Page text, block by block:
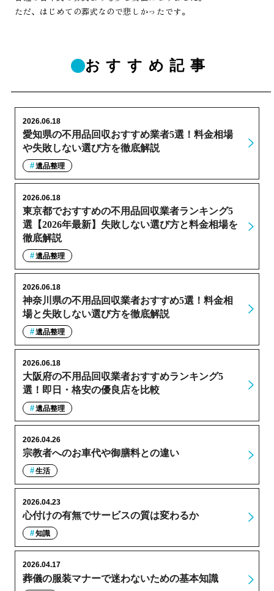
ただ、はじめての葬式なので悲しかったです。
おすすめ記事
愛知県の不用品回収おすすめ業者5選！料金相場
や失敗しない選び方を徹底解説
2026.06.18
遺品整理
東京都でおすすめの不用品回収業者ランキング5
選【2026年最新】失敗しない選び方と料金相場を
徹底解説
2026.06.18
遺品整理
神奈川県の不用品回収業者おすすめ5選！料金相
場と失敗しない選び方を徹底解説
2026.06.18
遺品整理
大阪府の不用品回収業者おすすめランキング5
選！即日・格安の優良店を比較
2026.06.18
遺品整理
宗教者へのお車代や御膳料との違い
2026.04.26
生活
心付けの有無でサービスの質は変わるか
2026.04.23
知識
葬儀の服装マナーで迷わないための基本知識
2026.04.17